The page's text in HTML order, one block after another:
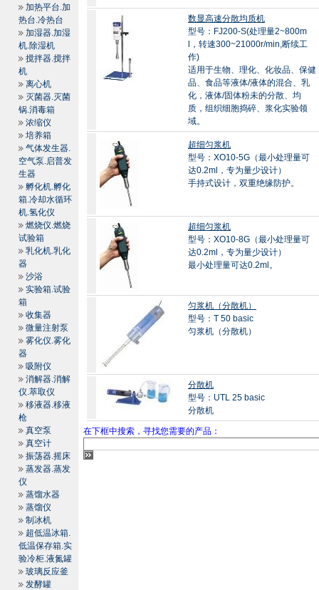
加热平台.加
热台.冷热台
加湿器.加湿
机.除湿机
搅拌器.搅拌
机
离心机
灭菌器.灭菌
锅.消毒箱
浓缩仪
培养箱
气体发生器.
空气泵.启普发
生器
孵化机.孵化
箱.冷却水循环
机.氢化仪
燃烧仪.燃烧
试验箱
乳化机.乳化
器
沙浴
实验箱.试验
箱
收集器
微量注射泵
雾化仪.雾化
器
吸附仪
消解器.消解
仪.萃取仪
移液器.移液
枪
真空泵
真空计
振荡器.摇床
蒸发器.蒸发
仪
蒸馏水器
蒸馏仪
制冰机
超低温冰箱.
低温保存箱.实
验冷柜.液氮罐
玻璃反应釜
发酵罐
数显高速分散均质机
型号：FJ200-S(处理量2~800m
l，转速300~21000r/min,断续工
作)
适用于生物、理化、化妆品、保健
品、食品等液体/液体的混合、乳
化，液体/固体粉未的分散、均
质，组织细胞捣碎、浆化实验领
域。
超细匀浆机
型号：XO10-5G（最小处理量可
达0.2ml，专为量少设计）
手持式设计，双重绝缘防护。
超细匀浆机
型号：XO10-8G（最小处理量可
达0.2ml，专为量少设计）
最小处理量可达0.2ml。
匀浆机（分散机）
型号：T 50 basic
匀浆机（分散机）
分散机
型号：UTL 25 basic
分散机
在下框中搜索，寻找您需要的产品：